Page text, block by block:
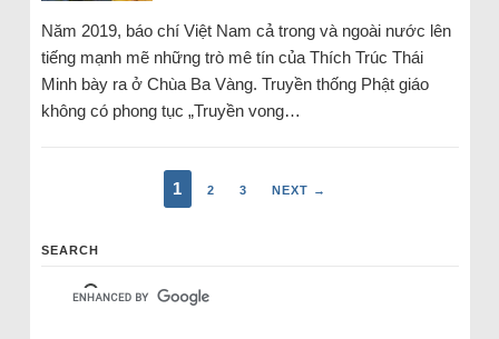
Năm 2019, báo chí Việt Nam cả trong và ngoài nước lên
tiếng mạnh mẽ những trò mê tín của Thích Trúc Thái
Minh bày ra ở Chùa Ba Vàng. Truyền thống Phật giáo
không có phong tục „Truyền vong…
1 2 3 NEXT →
SEARCH